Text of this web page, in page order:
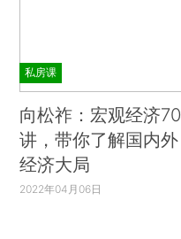
私房课
向松祚：宏观经济70
讲，带你了解国内外
经济大局
2022年04月06日